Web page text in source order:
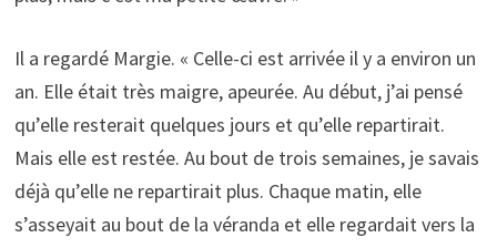
Il a regardé Margie. « Celle-ci est arrivée il y a environ un
an. Elle était très maigre, apeurée. Au début, j’ai pensé
qu’elle resterait quelques jours et qu’elle repartirait.
Mais elle est restée. Au bout de trois semaines, je savais
déjà qu’elle ne repartirait plus. Chaque matin, elle
s’asseyait au bout de la véranda et elle regardait vers la